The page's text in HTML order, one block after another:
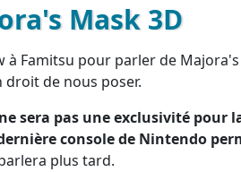
Mask 3D
Famitsu pour parler de
de nous poser.
sera pas une exclusivité pour
console de Nintendo
plus tard.